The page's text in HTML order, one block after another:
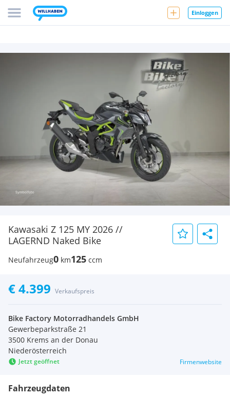
Einloggen
Kawasaki Z 125 MY 2026 //
LAGERND Naked Bike
Neufahrzeug0 km125 ccm
€ 4.399 Verkaufspreis
Bike Factory Motorradhandels GmbH
Gewerbeparkstraße 21
3500 Krems an der Donau
Niederösterreich
Jetzt geöffnet Firmenwebsite
Fahrzeugdaten